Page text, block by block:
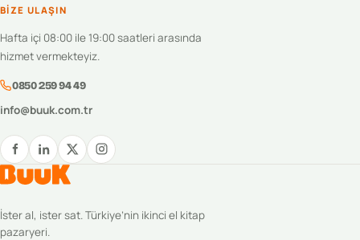
BIZE ULAŞIN
Hafta içi 08:00 ile 19:00 saatleri arasında
hizmet vermekteyiz.
0850 259 94 49
info@buuk.com.tr
İster al, ister sat. Türkiye’nin ikinci el kitap
pazaryeri.